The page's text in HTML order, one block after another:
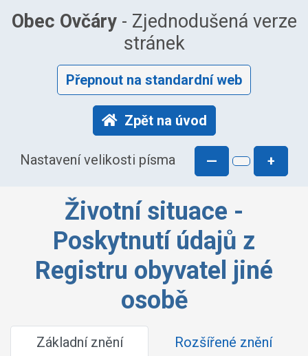
Obec Ovčáry- Zjednodušená verze
stránek
Přepnout na standardní web
Zpět na úvod
Nastavení velikosti písma — +
Životní situace -
Poskytnutí údajů z
Registru obyvatel jiné
osobě
Základní znění
Rozšířené znění